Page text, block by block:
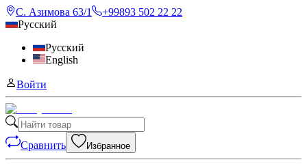
С. Азимова 63/1
+99893 502 22 22
Русский
Русский
English
Войти
Сравнить Избранное